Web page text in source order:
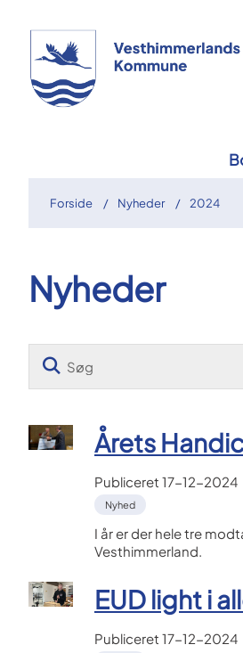
Forside Nyheder 2024
Nyheder
Årets
Publiceret 17-12-2024
Nyhed
I år er der hele tre
Vesthimmerland.
EUD light i
Publiceret 17-12-2024